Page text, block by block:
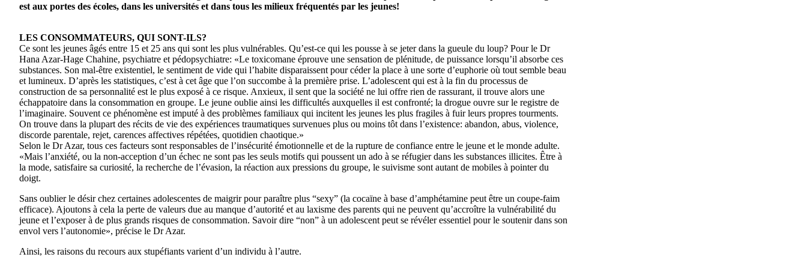
est aux portes des écoles, dans les universités et dans tous les milieux fréquentés par les jeunes!
LES CONSOMMATEURS, QUI SONT-ILS?
Ce sont les jeunes âgés entre 15 et 25 ans qui sont les plus vulnérables. Qu’est-ce qui les pousse à se jeter dans la gueule du loup? Pour le Dr
Hana Azar-Hage Chahine, psychiatre et pédopsychiatre: «Le toxicomane éprouve une sensation de plénitude, de puissance lorsqu’il absorbe ces
substances. Son mal-être existentiel, le sentiment de vide qui l’habite disparaissent pour céder la place à une sorte d’euphorie où tout semble beau
et lumineux. D’après les statistiques, c’est à cet âge que l’on succombe à la première prise. L’adolescent qui est à la fin du processus de
construction de sa personnalité est le plus exposé à ce risque. Anxieux, il sent que la société ne lui offre rien de rassurant, il trouve alors une
échappatoire dans la consommation en groupe. Le jeune oublie ainsi les difficultés auxquelles il est confronté; la drogue ouvre sur le registre de
l’imaginaire. Souvent ce phénomène est imputé à des problèmes familiaux qui incitent les jeunes les plus fragiles à fuir leurs propres tourments.
On trouve dans la plupart des récits de vie des expériences traumatiques survenues plus ou moins tôt dans l’existence: abandon, abus, violence,
discorde parentale, rejet, carences affectives répétées, quotidien chaotique.»
Selon le Dr Azar, tous ces facteurs sont responsables de l’insécurité émotionnelle et de la rupture de confiance entre le jeune et le monde adulte.
«Mais l’anxiété, ou la non-acception d’un échec ne sont pas les seuls motifs qui poussent un ado à se réfugier dans les substances illicites. Être à
la mode, satisfaire sa curiosité, la recherche de l’évasion, la réaction aux pressions du groupe, le suivisme sont autant de mobiles à pointer du
doigt.
Sans oublier le désir chez certaines adolescentes de maigrir pour paraître plus “sexy” (la cocaïne à base d’amphétamine peut être un coupe-faim
efficace). Ajoutons à cela la perte de valeurs due au manque d’autorité et au laxisme des parents qui ne peuvent qu’accroître la vulnérabilité du
jeune et l’exposer à de plus grands risques de consommation. Savoir dire “non” à un adolescent peut se révéler essentiel pour le soutenir dans son
envol vers l’autonomie», précise le Dr Azar.
Ainsi, les raisons du recours aux stupéfiants varient d’un individu à l’autre.